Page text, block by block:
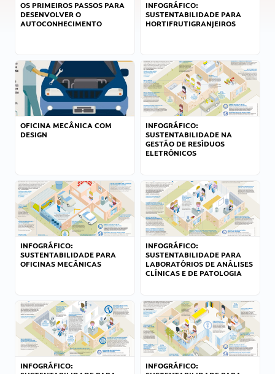
OS PRIMEIROS PASSOS PARA
DESENVOLVER O
AUTOCONHECIMENTO
INFOGRÁFICO:
SUSTENTABILIDADE PARA
HORTIFRUTIGRANJEIROS
OFICINA MECÂNICA COM
DESIGN
INFOGRÁFICO:
SUSTENTABILIDADE NA
GESTÃO DE RESÍDUOS
ELETRÔNICOS
INFOGRÁFICO:
SUSTENTABILIDADE PARA
OFICINAS MECÂNICAS
INFOGRÁFICO:
SUSTENTABILIDADE PARA
LABORATÓRIOS DE ANÁLISES
CLÍNICAS E DE PATOLOGIA
INFOGRÁFICO:
INFOGRÁFICO: